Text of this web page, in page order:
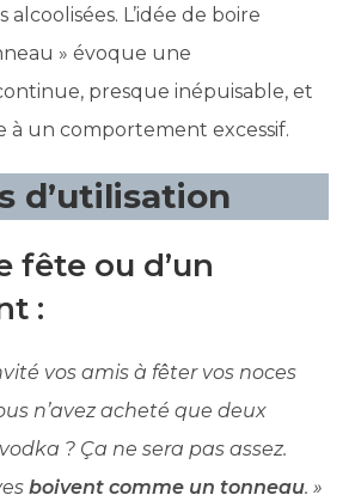
alcoolisées. L’idée de boire
» évoque une
presque inépuisable, et
à un comportement excessif.
d’utilisation
fête ou d’un
:
vos amis à fêter vos noces
n’avez acheté que deux
? Ça ne sera pas assez.
boivent comme un tonneau. »